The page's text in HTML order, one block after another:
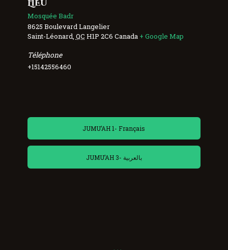
LIEU
Mosquée Badr
8625 Boulevard Langelier
Saint-Léonard QC H1P 2C6 Canada + Google Map
Téléphone
+15142556460
JUMU’AH 1- Français
JUMU’AH 3- بالعربية